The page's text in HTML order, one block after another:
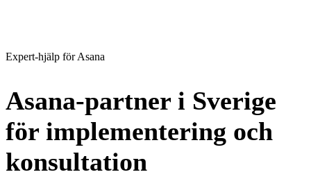
Expert-hjälp för Asana
Asana-partner i Sverige
för implementering och
konsultation